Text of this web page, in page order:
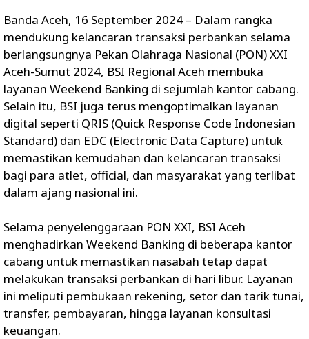
Banda Aceh, 16 September 2024 – Dalam rangka
mendukung kelancaran transaksi perbankan selama
berlangsungnya Pekan Olahraga Nasional (PON) XXI
Aceh-Sumut 2024, BSI Regional Aceh membuka
layanan Weekend Banking di sejumlah kantor cabang.
Selain itu, BSI juga terus mengoptimalkan layanan
digital seperti QRIS (Quick Response Code Indonesian
Standard) dan EDC (Electronic Data Capture) untuk
memastikan kemudahan dan kelancaran transaksi
bagi para atlet, official, dan masyarakat yang terlibat
dalam ajang nasional ini.
Selama penyelenggaraan PON XXI, BSI Aceh
menghadirkan Weekend Banking di beberapa kantor
cabang untuk memastikan nasabah tetap dapat
melakukan transaksi perbankan di hari libur. Layanan
ini meliputi pembukaan rekening, setor dan tarik tunai,
transfer, pembayaran, hingga layanan konsultasi
keuangan.